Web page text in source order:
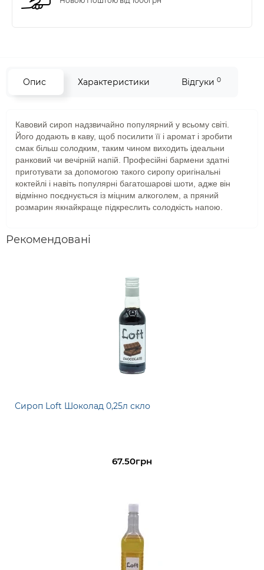
Опис Характеристики Відгуки 0
Кавовий сироп надзвичайно популярний у всьому світі.
Його додають в каву, щоб посилити її і аромат і зробити
смак більш солодким, таким чином виходить ідеальни
ранковий чи вечірній напій. Професійні бармени здатні
приготувати за допомогою такого сиропу оригінальні
коктейлі і навіть популярні багатошарові шоти, адже він
відмінно поєднується із міцним алкоголем, а пряний
розмарин якнайкраще підкреслить солодкість напою.
Рекомендовані
Сироп Loft Шоколад 0,25л скло
67.50грн